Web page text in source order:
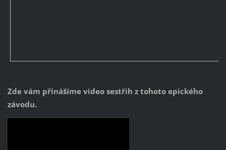
Zde vám přinášíme video sestřih z tohoto epického
závodu.